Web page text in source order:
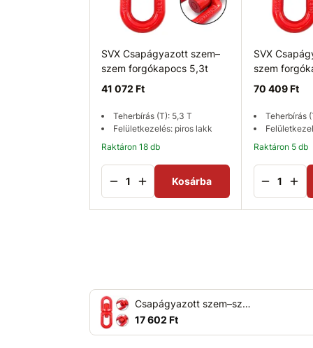
SVX Csapágyazott szem–
szem forgókapocs 5,3t
41 072 Ft
Teherbírás (T): 5,3 T
Felületkezelés: piros lakk
Raktáron 18 db
Kosárba
SVX
szem
70 409 Ft
Teherbírás
Raktáron 5 db
Csapágyazott szem–szem forgókapocs 3,15T
17 602 Ft